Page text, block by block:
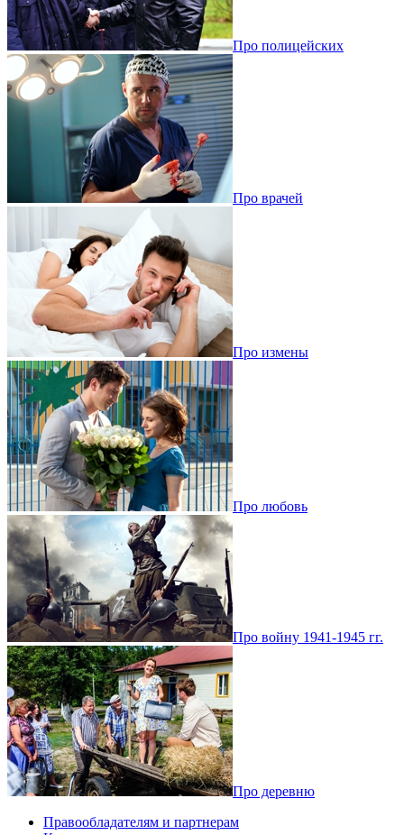
Про полицейских
Про врачей
Про измены
Про любовь
Про войну 1941-1945 гг.
Про деревню
Правообладателям и партнерам